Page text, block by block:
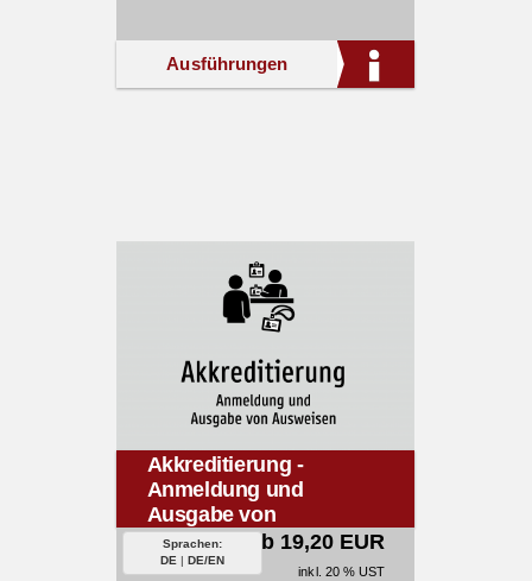
Ausführungen
Akkreditierung -
Anmeldung und
Ausgabe von
Ausweisen
Sprachen:
DE | DE/EN
ab 19,20 EUR
inkl. 20 % UST